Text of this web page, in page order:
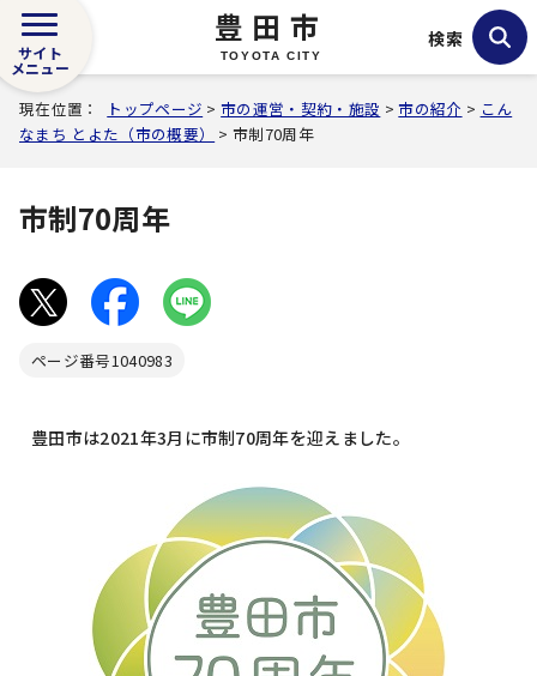
豊田市
TOYOTA CITY
サイト
メニュー
検索
現在位置： トップページ >市の運営・契約・施設 >市の紹介 > こん
なまち とよた（市の概要）
> 市制70周年
市制70周年
ページ番号1040983
豊田市は2021年3月に市制70周年を迎えました。